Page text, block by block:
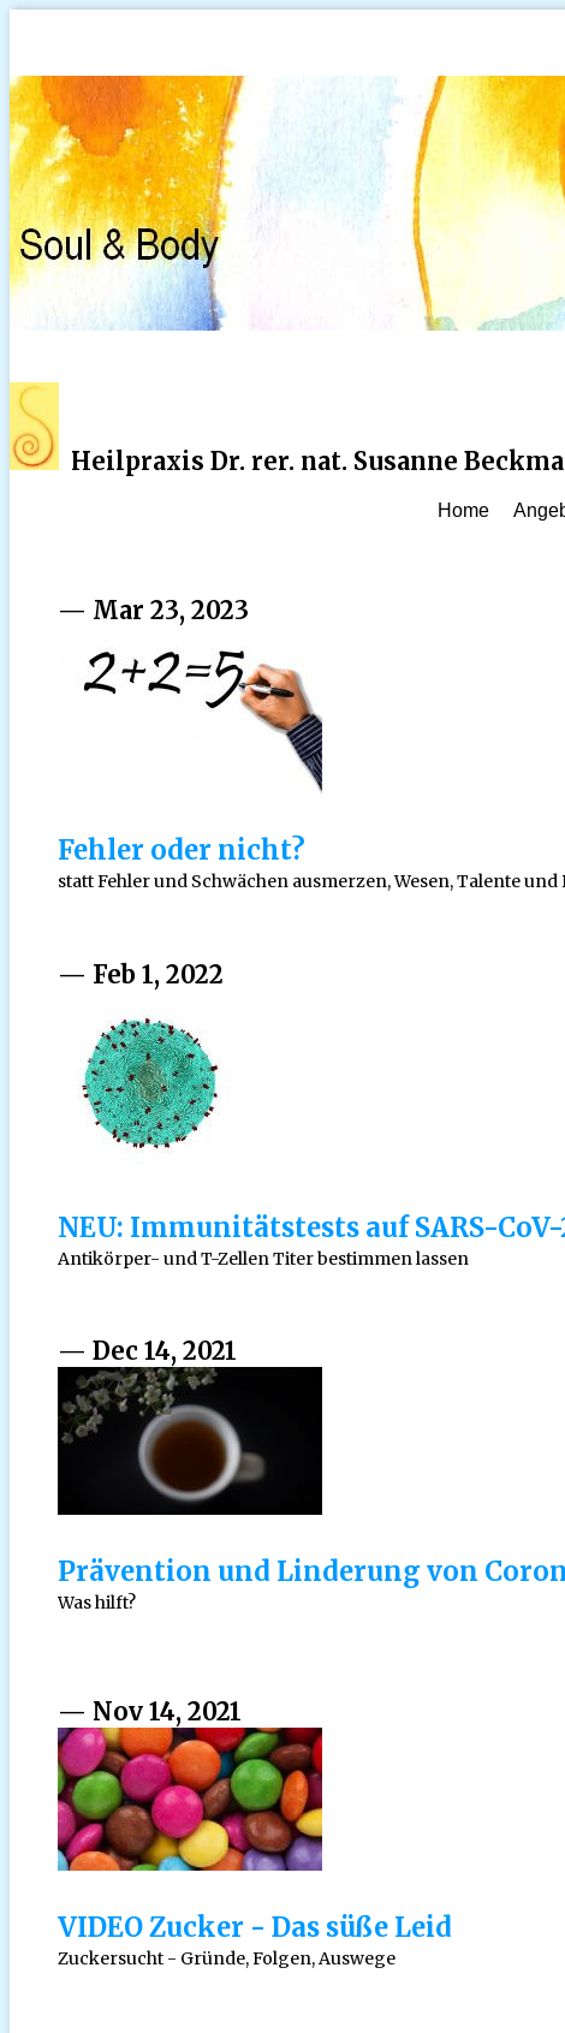
Heilpraxis Dr. rer. nat. Susanne
Home
— Mar 23, 2023
Fehler oder nicht?
statt Fehler und Schwächen ausmerzen, Wesen, Talente
— Feb 1, 2022
NEU: Immunitätstests auf SARS-
Antikörper- und T-Zellen Titer bestimmen lassen
— Dec 14, 2021
Prävention und Linderung von
Was hilft?
— Nov 14, 2021
VIDEO Zucker - Das süße Leid
Zuckersucht - Gründe, Folgen, Auswege